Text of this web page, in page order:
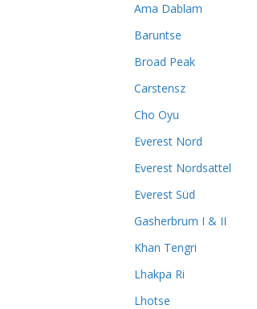
Ama Dablam
Baruntse
Broad Peak
Carstensz
Cho Oyu
Everest Nord
Everest Nordsattel
Everest Süd
Gasherbrum I & II
Khan Tengri
Lhakpa Ri
Lhotse